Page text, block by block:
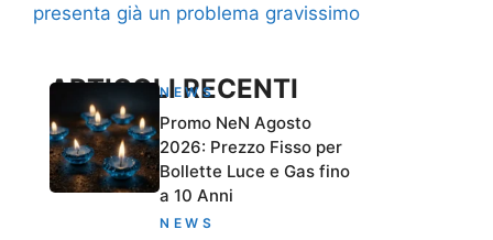
presenta già un problema gravissimo
ARTICOLI RECENTI
NEWS
Promo NeN Agosto
2026: Prezzo Fisso per
Bollette Luce e Gas fino
a 10 Anni
NEWS